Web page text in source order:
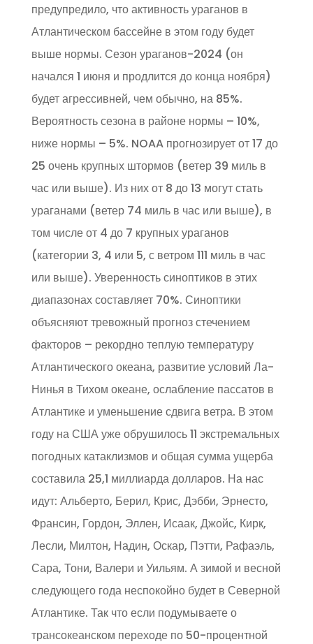
предупредило, что активность ураганов в
Атлантическом бассейне в этом году будет
выше нормы. Сезон ураганов-2024 (он
начался 1 июня и продлится до конца ноября)
будет агрессивней, чем обычно, на 85%.
Вероятность сезона в районе нормы – 10%,
ниже нормы – 5%. NOAA прогнозирует от 17 до
25 очень крупных штормов (ветер 39 миль в
час или выше). Из них от 8 до 13 могут стать
ураганами (ветер 74 миль в час или выше), в
том числе от 4 до 7 крупных ураганов
(категории 3, 4 или 5, с ветром 111 миль в час
или выше). Уверенность синоптиков в этих
диапазонах составляет 70%. Синоптики
объясняют тревожный прогноз стечением
факторов – рекордно теплую температуру
Атлантического океана, развитие условий Ла-
Нинья в Тихом океане, ослабление пассатов в
Атлантике и уменьшение сдвига ветра. В этом
году на США уже обрушилось 11 экстремальных
погодных катаклизмов и общая сумма ущерба
составила 25,1 миллиарда долларов. На нас
идут: Альберто, Берил, Крис, Дэбби, Эрнесто,
Франсин, Гордон, Эллен, Исаак, Джойс, Кирк,
Лесли, Милтон, Надин, Оскар, Пэтти, Рафаэль,
Сара, Тони, Валери и Уильям. А зимой и весной
следующего года неспокойно будет в Северной
Атлантике. Так что если подумываете о
трансокеанском переходе по 50-процентной